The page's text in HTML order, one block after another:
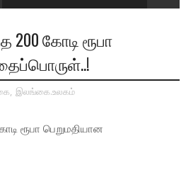
200 கோடி ரூபா
, இலங்கை.உலகம்
ரூபா பெறுமதியான